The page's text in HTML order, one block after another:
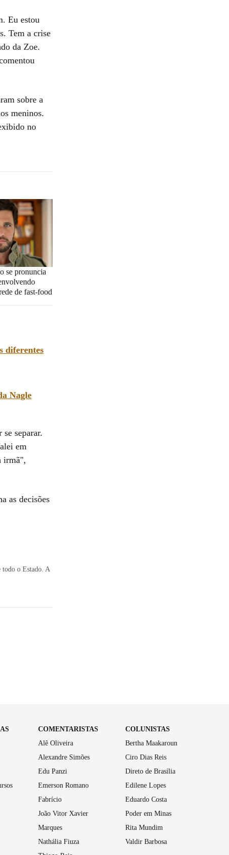
Eu estou
Tem a crise
da Zoe.
sobre a
meninos.
no
se pronuncia
de fast-food
diferentes
Nagle
separar.
em
irmã",
as decisões
o Estado. A
COMENTARISTAS
Alê Oliveira
Alexandre Simões
Edu Panzi
Emerson Romano
Fabrício
João Vitor Xavier
Marques
Nathália Fiuza
COLUNISTAS
Bertha Maakaroun
Ciro Dias Reis
Direto de Brasília
Edilene Lopes
Eduardo Costa
Poder em Minas
Rita Mundim
Valdir Barbosa